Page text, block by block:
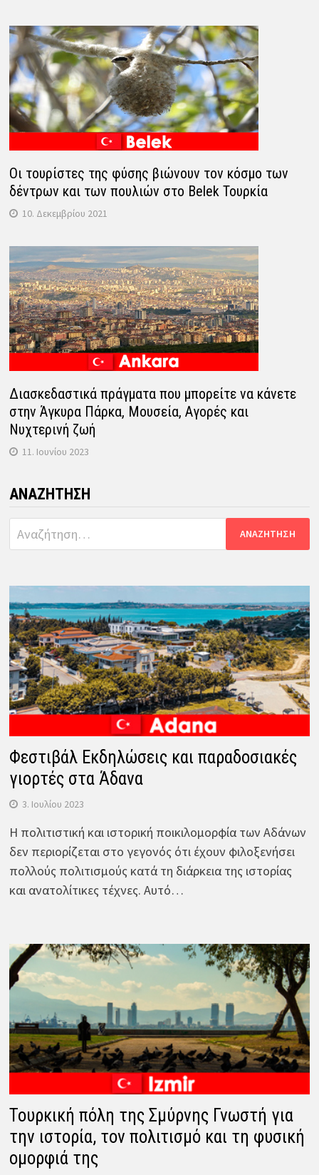
Οι τουρίστες της φύσης βιώνουν τον κόσμο των
δέντρων και των πουλιών στο Belek Τουρκία
10. Δεκεμβρίου 2021
Διασκεδαστικά πράγματα που μπορείτε να κάνετε
στην Άγκυρα Πάρκα, Μουσεία, Αγορές και
Νυχτερινή ζωή
11. Ιουνίου 2023
ΑΝΑΖΉΤΗΣΗ
Αναζήτηση
για:
Φεστιβάλ Εκδηλώσεις και παραδοσιακές
γιορτές στα Άδανα
3. Ιουλίου 2023
Η πολιτιστική και ιστορική ποικιλομορφία των Αδάνων
δεν περιορίζεται στο γεγονός ότι έχουν φιλοξενήσει
πολλούς πολιτισμούς κατά τη διάρκεια της ιστορίας
και ανατολίτικες τέχνες. Αυτό…
Τουρκική πόλη της Σμύρνης Γνωστή για
την ιστορία, τον πολιτισμό και τη φυσική
ομορφιά της